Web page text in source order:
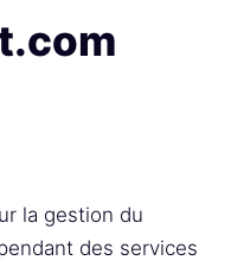
la gestion du
des services